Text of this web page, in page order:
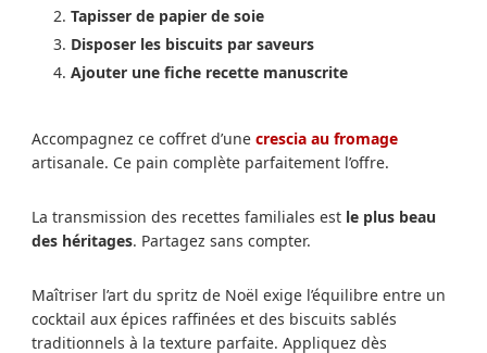
Tapisser de papier de soie
Disposer les biscuits par saveurs
Ajouter une fiche recette manuscrite
Accompagnez ce coffret d’une crescia au fromage
artisanale. Ce pain complète parfaitement l’offre.
La transmission des recettes familiales est le plus beau
des héritages. Partagez sans compter.
Maîtriser l’art du spritz de Noël exige l’équilibre entre un
cocktail aux épices raffinées et des biscuits sablés
traditionnels à la texture parfaite. Appliquez dès